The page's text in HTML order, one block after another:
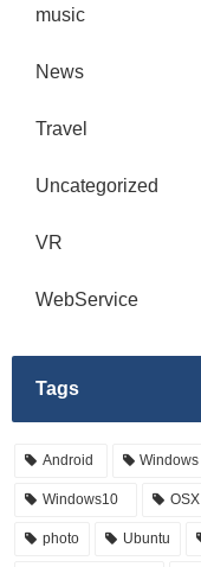
music
News
Travel
Uncategorized
VR
WebService
Tags
Android Windows
Windows10 OSX
photo Ubuntu